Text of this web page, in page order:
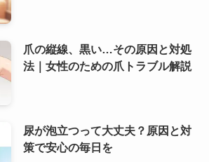
爪の縦線、黒い…その原因と対処
法｜女性のための爪トラブル解説
尿が泡立つって大丈夫？原因と対
策で安心の毎日を